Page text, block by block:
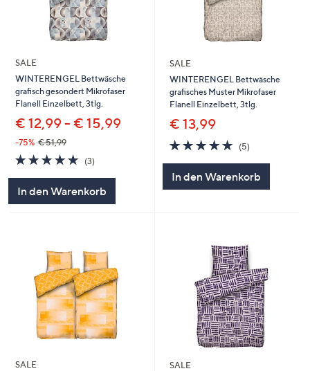
SALE
WINTERENGEL Bettwäsche
grafisch gesondert Mikrofaser
Flanell Einzelbett, 3tlg.
€ 12,99 - € 15,99
-75% € 51,99
5.0
von
(3)
In den Warenkorb
SALE
WINTERENGEL Bettwäsche
grafisches Muster Mikrofaser
Flanell Einzelbett, 3tlg.
€ 13,99
5.0
von
5
(5)
In den Warenkorb
SALE
SALE